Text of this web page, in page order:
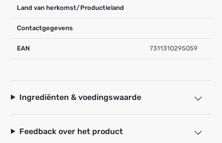
Land van herkomst/Productieland
Contactgegevens
EAN 7311310295059
Ingrediënten & voedingswaarde
Feedback over het product